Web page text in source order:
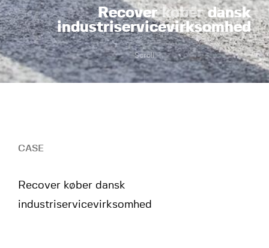
Recoverkøberdansk
industriservicevirksomhed
Scroll
CASE
Recover køber dansk
industriservicevirksomhed